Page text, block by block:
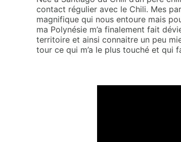
contact régulier avec le Chili. Mes
magnifique qui nous entoure mais
ma Polynésie m’a finalement fait
territoire et ainsi connaitre un peu
tour ce qui m’a le plus touché et qui